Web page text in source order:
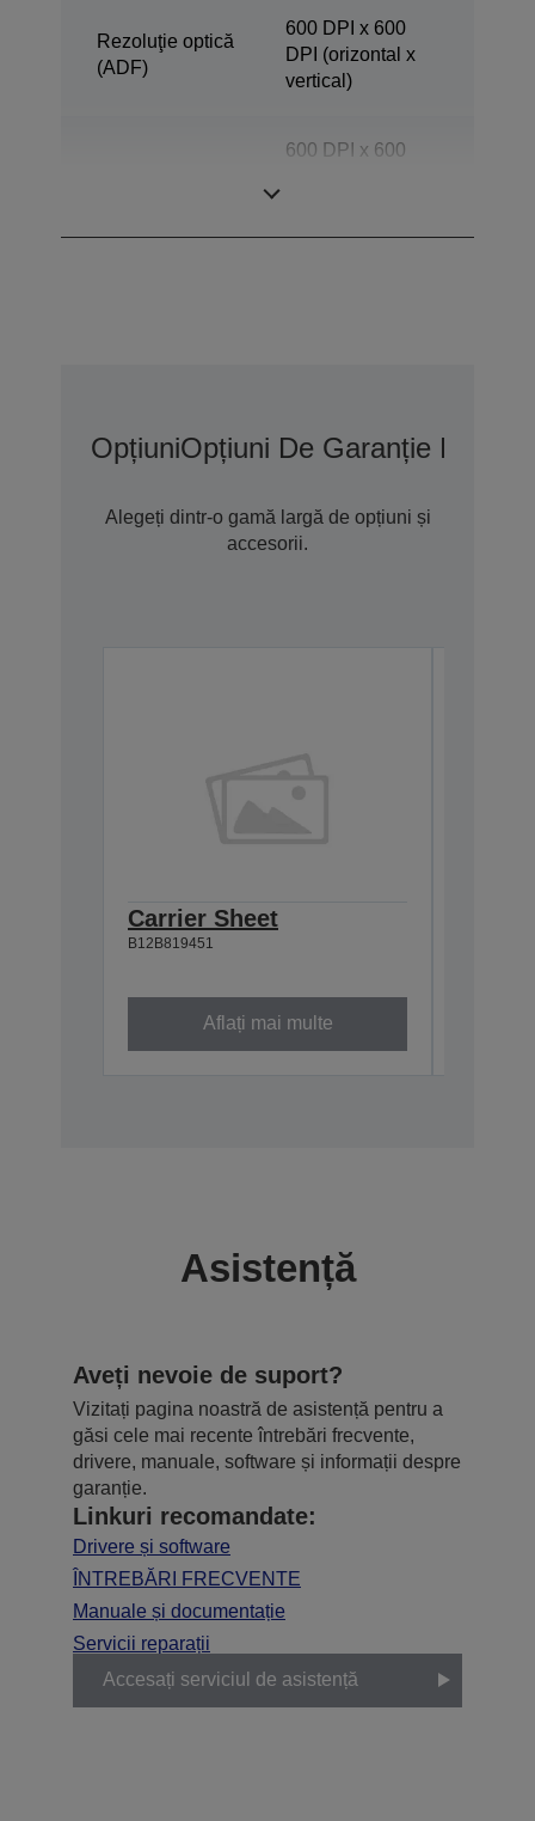
Rezoluţie optică
(ADF)
600 DPI x 600
DPI (orizontal x
vertical)
600 DPI x 600
OpțiuniOpțiuni De Garanție
Alegeți dintr-o gamă largă de opțiuni și
accesorii.
Carrier Sheet
B12B819451
Aflați mai multe
Asistență
Aveți nevoie de suport?
Vizitați pagina noastră de asistență pentru a
găsi cele mai recente întrebări frecvente,
drivere, manuale, software și informații despre
garanție.
Linkuri recomandate:
Drivere și software
ÎNTREBĂRI FRECVENTE
Manuale și documentație
Servicii reparații
Accesați serviciul de asistență